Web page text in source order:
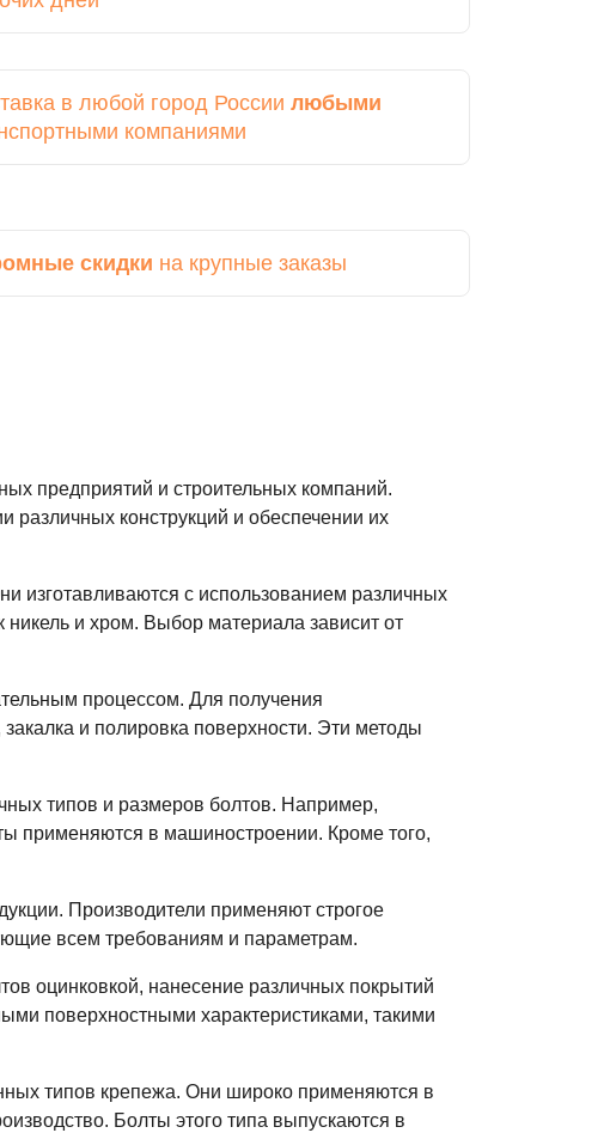
в любой город России любыми
компаниями
скидки на крупные заказы
предприятий и строительных компаний.
конструкций и обеспечении их
изготавливаются с использованием различных
и хром. Выбор материала зависит от
процессом. Для получения
и полировка поверхности. Эти методы
типов и размеров болтов. Например,
применяются в машиностроении. Кроме того,
Производители применяют строгое
всем требованиям и параметрам.
оцинковкой, нанесение различных покрытий
поверхностными характеристиками, такими
типов крепежа. Они широко применяются в
Болты этого типа выпускаются в